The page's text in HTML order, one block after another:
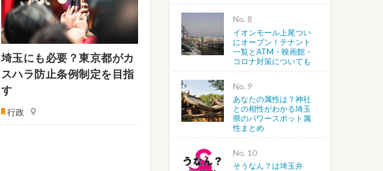
埼玉にも必要？東京都がカ
スハラ防止条例制定を目指
す
行政
No.
イオンモール上尾つい
にオープン！テナント
一覧とATM・映画館・
コロナ対策についても
No.
あなたの属性は？神社
との相性がわかる埼玉
県のパワースポット属
性まとめ
No.
そうなん？は埼玉弁